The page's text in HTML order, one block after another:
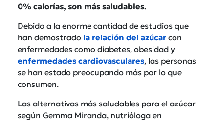
0% calorías, son más saludables.
Debido a la enorme cantidad de estudios que
han demostrado la relación del azúcar con
enfermedades como diabetes, obesidad y
enfermedades cardiovasculares, las personas
se han estado preocupando más por lo que
consumen.
Las alternativas más saludables para el azúcar
según Gemma Miranda, nutrióloga en